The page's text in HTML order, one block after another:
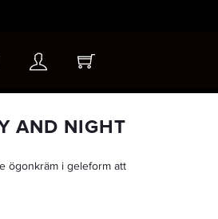
AND NIGHT
ögonkräm i geleform att